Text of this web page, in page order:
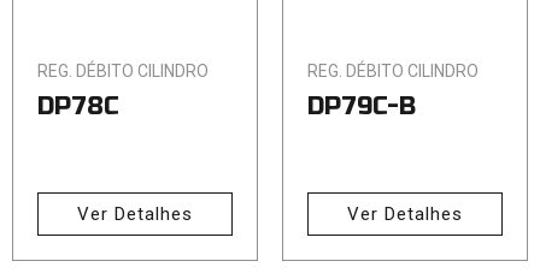
REG. DÉBITO CILINDRO
DP78C
Ver Detalhes
REG. DÉBITO CILINDRO
DP79C-B
Ver Detalhes